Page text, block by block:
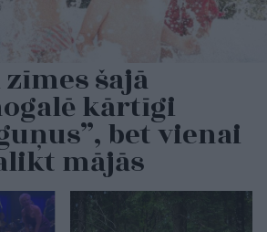
šajā
kārtīgi
bet vienai
mājās